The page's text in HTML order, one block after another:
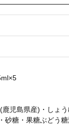
児島県産)・しょ
砂糖・果糖ぶどう